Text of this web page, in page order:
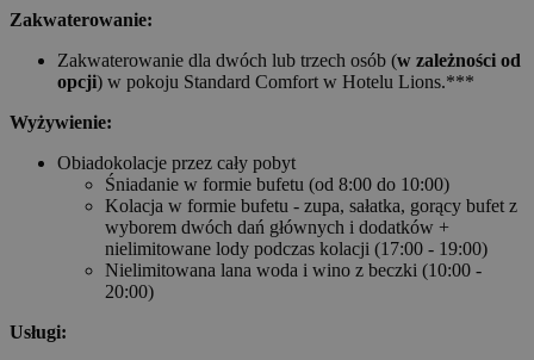
Zakwaterowanie:
Zakwaterowanie dla dwóch lub trzech osób (w zależności od
opcji) w pokoju Standard Comfort w Hotelu Lions.***
Wyżywienie:
Obiadokolacje przez cały pobyt
Śniadanie w formie bufetu (od 8:00 do 10:00)
Kolacja w formie bufetu - zupa, sałatka, gorący bufet z
wyborem dwóch dań głównych i dodatków +
nielimitowane lody podczas kolacji (17:00 - 19:00)
Nielimitowana lana woda i wino z beczki (10:00 -
20:00)
Usługi: